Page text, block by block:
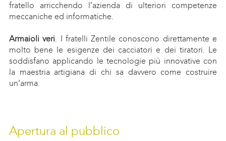
fratello arricchendo l’azienda di ulteriori competenze
meccaniche ed informatiche.
Armaioli veri. I fratelli Zentile conoscono direttamente e
molto bene le esigenze dei cacciatori e dei tiratori. Le
soddisfano applicando le tecnologie più innovative con
la maestria artigiana di chi sa davvero come costruire
un’arma.
Apertura al pubblico